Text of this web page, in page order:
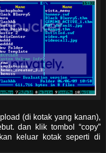
(di kotak yang kanan),
dan klik tombol “copy”
keluar kotak seperti di